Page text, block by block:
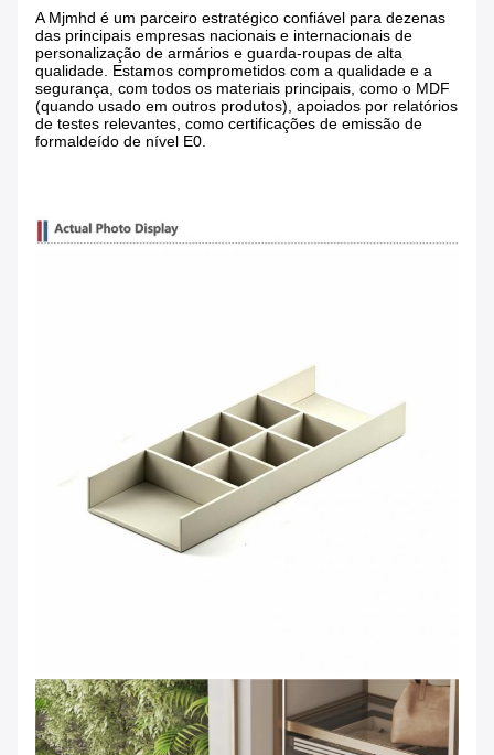
A Mjmhd é um parceiro estratégico confiável para dezenas
das principais empresas nacionais e internacionais de
personalização de armários e guarda-roupas de alta
qualidade. Estamos comprometidos com a qualidade e a
segurança, com todos os materiais principais, como o MDF
(quando usado em outros produtos), apoiados por relatórios
de testes relevantes, como certificações de emissão de
formaldeído de nível E0.